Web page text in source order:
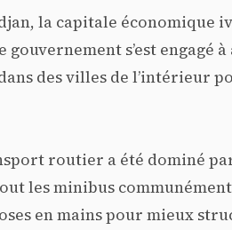
la capitale économique
s’est engagé
des villes de l’intérieur
routier a été dominé
les minibus communément
en mains pour mieux